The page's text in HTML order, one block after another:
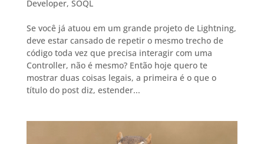
Developer, SOQL
Se você já atuou em um grande projeto de Lightning,
deve estar cansado de repetir o mesmo trecho de
código toda vez que precisa interagir com uma
Controller, não é mesmo? Então hoje quero te
mostrar duas coisas legais, a primeira é o que o
título do post diz, estender...